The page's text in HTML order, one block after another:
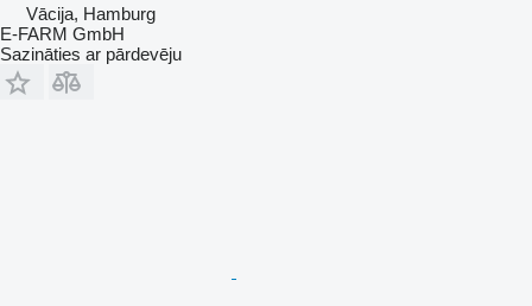
Vācija, Hamburg
E-FARM GmbH
Sazināties ar pārdevēju